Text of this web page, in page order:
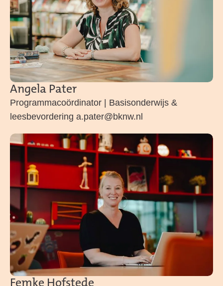
Angela Pater
Programmacoördinator | Basisonderwijs &
leesbevordering a.pater@bknw.nl
Femke Hofstede